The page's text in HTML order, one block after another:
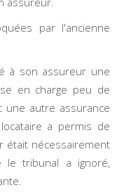
par l'ancienne
à son assureur une
en charge peu de
une autre assurance
a permis de
était nécessairement
le tribunal a ignoré,